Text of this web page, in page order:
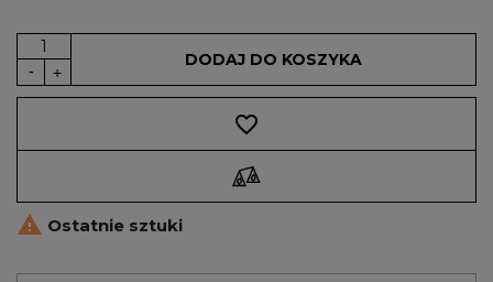
DODAJ DO KOSZYKA
favorite_border
 Ostatnie sztuki